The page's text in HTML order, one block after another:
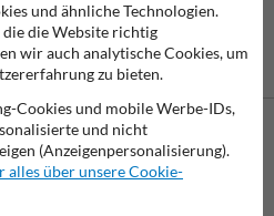
und ähnliche Technologien.
die Website richtig
wir auch analytische Cookies, um
zu bieten.
Cookies und mobile Werbe-IDs,
und nicht
(Anzeigenpersonalisierung).
alles über unsere Cookie-